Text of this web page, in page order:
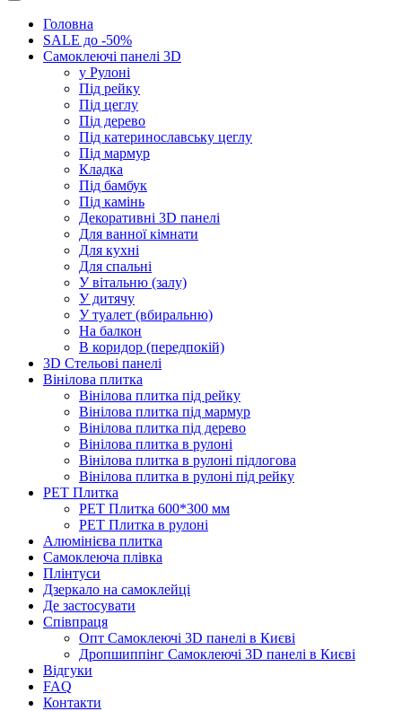
Головна
SALE до -50%
Самоклеючі панелі 3D
у Рулоні
Під рейку
Під цеглу
Під дерево
Під катеринославську цеглу
Під мармур
Кладка
Під бамбук
Під камінь
Декоративні 3D панелі
Для ванної кімнати
Для кухні
Для спальні
У вітальню (залу)
У дитячу
У туалет (вбиральню)
На балкон
В коридор (передпокій)
3D Стельові панелі
Вінілова плитка
Вінілова плитка під рейку
Вінілова плитка під мармур
Вінілова плитка під дерево
Вінілова плитка в рулоні
Вінілова плитка в рулоні підлогова
Вінілова плитка в рулоні під рейку
PET Плитка
PET Плитка 600*300 мм
PET Плитка в рулоні
Алюмінієва плитка
Самоклеюча плівка
Плінтуси
Дзеркало на самоклейці
Де застосувати
Співпраця
Опт Самоклеючі 3D панелі в Києві
Дропшиппінг Самоклеючі 3D панелі в Києві
Відгуки
FAQ
Контакти